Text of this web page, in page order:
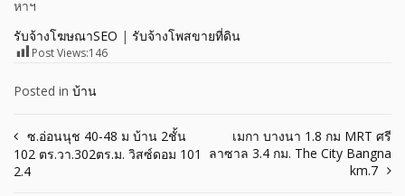
หาฯ
รับจ้างโฆษณาSEO | รับจ้างโพสขายที่ดิน
Post Views:146
Posted in บ้าน
Post
navigation
ซ.อ่อนนุช 40-48 ม บ้าน 2ชั้น
102 ตร.วา.302ตร.ม. วิสซ์ดอม 101
2.4
เมกา บางนา 1.8 กม MRT ศรี
ลาซาล 3.4 กม. The City Bangna
km.7